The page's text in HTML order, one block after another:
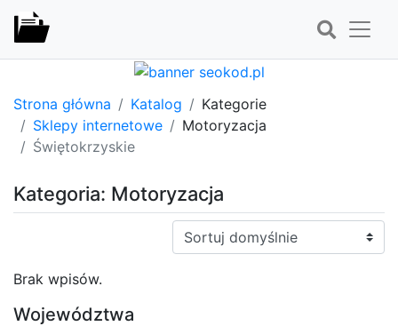
Strona główna Katalog
Kategorie
Sklepy internetowe
Motoryzacja
Świętokrzyskie
Kategoria: Motoryzacja
Sortuj:
Brak wpisów.
Województwa